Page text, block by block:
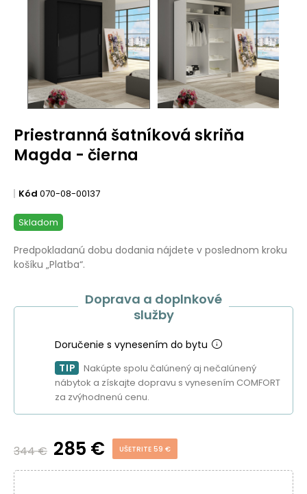
Priestranná šatníková skriňa
Magda - čierna
Kód 070-08-00137
Skladom
Predpokladanú dobu dodania nájdete v poslednom kroku
košíku „Platba“.
Doprava a doplnkové
služby
Doručenie s vynesením do bytu
TIP
Nakúpte spolu čalúnený aj nečalúnený
nábytok a získajte dopravu s vynesením COMFORT
za zvýhodnenú cenu.
344 € 285 € UŠETRITE 59 €